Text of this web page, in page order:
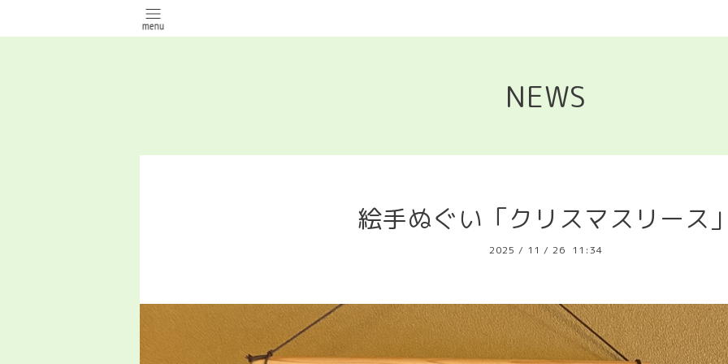
NEWS
絵手ぬぐい「クリスマスリース
2025 / 11 / 26 11:34